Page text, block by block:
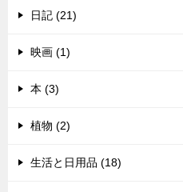
日記 (21)
映画 (1)
本 (3)
植物 (2)
生活と日用品 (18)